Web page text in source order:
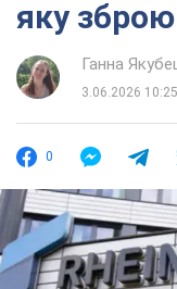
яку
Ганна
3.06.2026 10:25
0